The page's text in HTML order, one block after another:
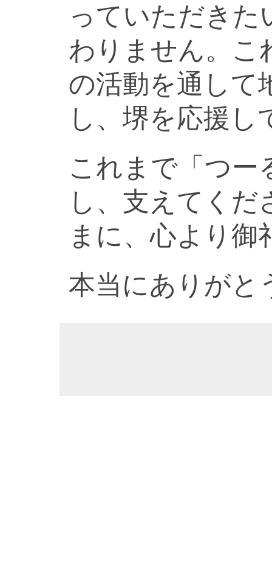
っていただきた
わりません。こ
の活動を通して
し、堺を応援し
これまで「つー
し、支えてく
まに、心より御
本当にありがと